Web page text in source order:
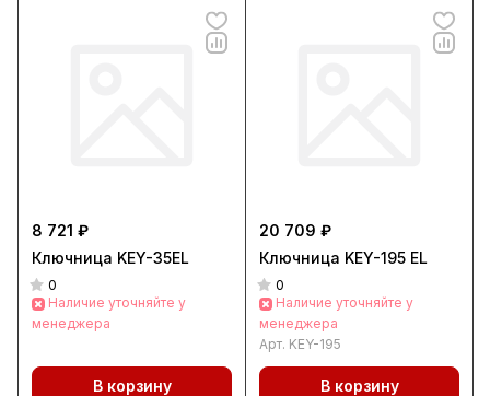
8 721 ₽
Ключница KEY-35EL
0
Наличие уточняйте у
менеджера
В корзину
20 709 ₽
Ключница KEY-195 EL
0
Наличие уточняйте у
менеджера
Арт. KEY-195
В корзину